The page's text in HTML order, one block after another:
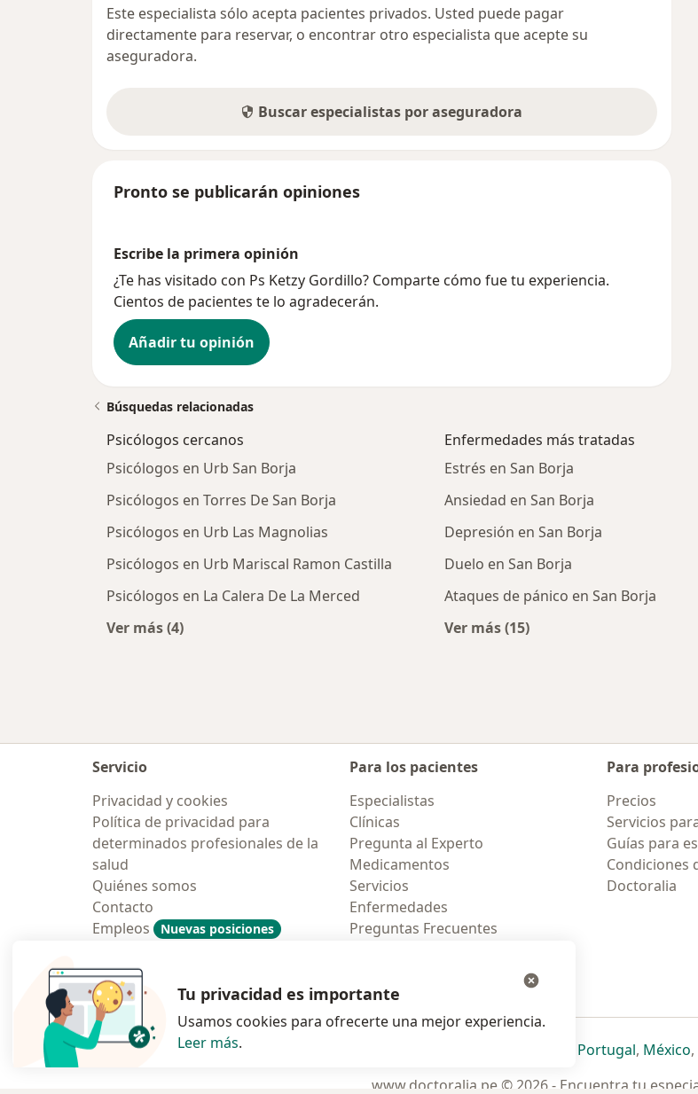
Este especialista sólo acepta pacientes privados. Usted puede pagar
directamente para reservar, o encontrar otro especialista que acepte su
aseguradora.
Buscar especialistas por aseguradora
Pronto se publicarán opiniones
Escribe la primera opinión
¿Te has visitado con Ps Ketzy Gordillo? Comparte cómo fue tu experiencia.
Cientos de pacientes te lo agradecerán.
Añadir tu opinión
Búsquedas relacionadas
Psicólogos cercanos
Psicólogos en Urb San Borja
Psicólogos en Torres De San Borja
Psicólogos en Urb Las Magnolias
Psicólogos en Urb Mariscal Ramon Castilla
Psicólogos en La Calera De La Merced
Ver más (4)
Enfermedades más tratadas
Estrés en San Borja
Ansiedad en San Borja
Depresión en San Borja
Duelo en San Borja
Ataques de pánico en San Borja
Ver más (15)
Servicio
Privacidad y cookies
Política de privacidad para
determinados profesionales de la
salud
Quiénes somos
Contacto
Empleos
Nuevas posiciones
Contratación
Para los pacientes
Especialistas
Clínicas
Pregunta al Experto
Medicamentos
Servicios
Enfermedades
Preguntas Frecuentes
Para
Precios
Servicios
Guías para
Condiciones
Doctoralia
Polska se abre en una nueva pestaña
se abre en una nueva pestaña
se abre en una nueva
se abre en una
Portugalse abre
, México,
www.doctoralia.pe © 2026 - Encuentra tu
Tu privacidad es importante
Usamos cookies para ofrecerte una mejor experiencia.
Leer más.